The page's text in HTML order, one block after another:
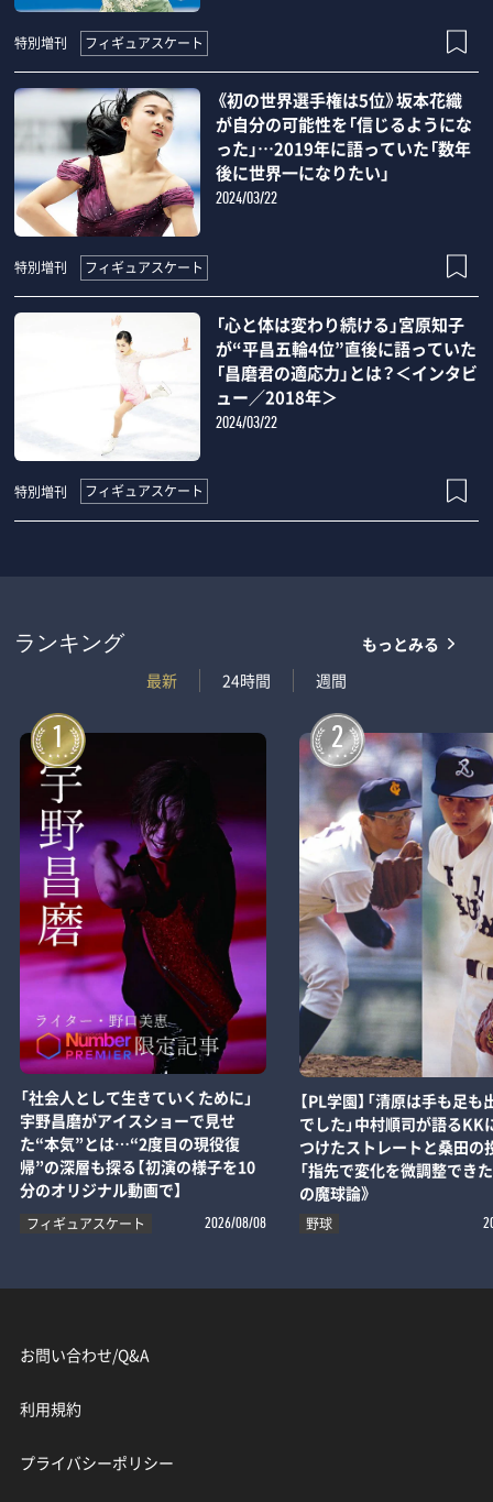
特別増刊 フィギュアスケート
《初の世界選手権は5位》坂本花織
が自分の可能性を「信じるようにな
った」…2019年に語っていた「数年
後に世界一になりたい」
2024/03/22
特別増刊 フィギュアスケート
「心と体は変わり続ける」宮原知子
が“平昌五輪4位”直後に語っていた
「昌磨君の適応力」とは？＜インタビ
ュー／2018年＞
2024/03/22
特別増刊 フィギュアスケート
ランキング
最新
24時間 週間
もっとみる
1
「社会人として生きていくために」
宇野昌磨がアイスショーで見せ
た“本気”とは…“2度目の現役復
帰”の深層も探る【初演の様子を10
分のオリジナル動画で】
フィギュアスケート 2026/08/08
2
【PL学園】「清原は手も足も
でした」中村順司が語るKK
つけたストレートと桑田の
「指先で変化を微調整できた
の魔球論》
野球
お問い合わせ/Q&A
利用規約
プライバシーポリシー